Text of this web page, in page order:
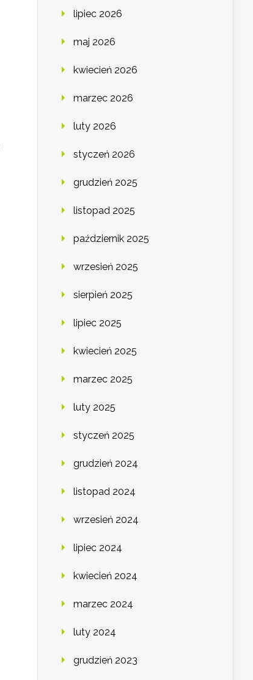
lipiec 2026
maj 2026
kwiecień 2026
marzec 2026
luty 2026
styczeń 2026
grudzień 2025
listopad 2025
październik 2025
wrzesień 2025
sierpień 2025
lipiec 2025
kwiecień 2025
marzec 2025
luty 2025
styczeń 2025
grudzień 2024
listopad 2024
wrzesień 2024
lipiec 2024
kwiecień 2024
marzec 2024
luty 2024
grudzień 2023